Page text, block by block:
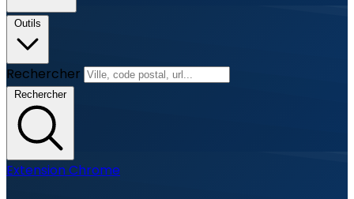
Outils
Rechercher
Rechercher
Extension Chrome